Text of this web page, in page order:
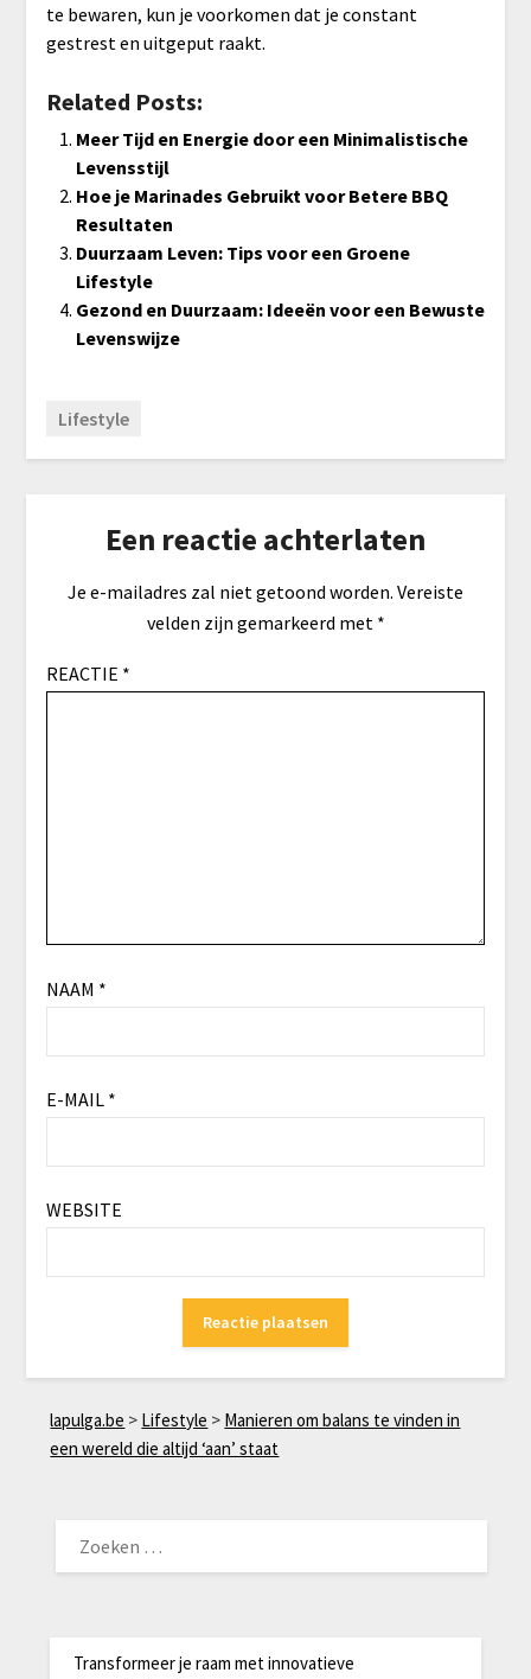
te bewaren, kun je voorkomen dat je constant
gestrest en uitgeput raakt.
Related Posts:
Meer Tijd en Energie door een Minimalistische
Levensstijl
Hoe je Marinades Gebruikt voor Betere BBQ
Resultaten
Duurzaam Leven: Tips voor een Groene
Lifestyle
Gezond en Duurzaam: Ideeën voor een Bewuste
Levenswijze
Lifestyle
Een reactie achterlaten
Je e-mailadres zal niet getoond worden. Vereiste
velden zijn gemarkeerd met *
REACTIE *
NAAM *
E-MAIL *
WEBSITE
lapulga.be > Lifestyle > Manieren om balans te vinden in
een wereld die altijd ‘aan’ staat
NAAR:
Transformeer je raam met innovatieve